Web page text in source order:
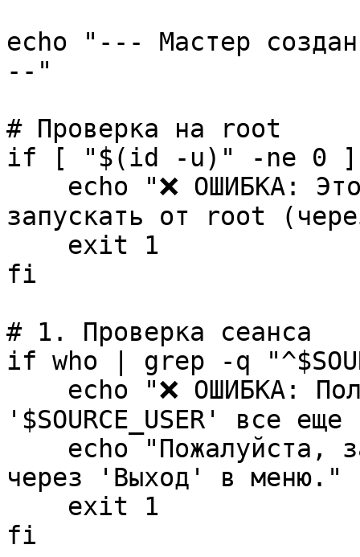
echo "--- Мастер
--"
# Проверка на root
if [ "$(id -u)" -ne 0
echo "❌ ОШИБКА:
запускать от root
exit 1
fi
# 1. Проверка сеанса
if who | grep -q
echo "❌ ОШИБКА:
'$SOURCE_USER' все
echo "Пожалуйста,
через 'Выход' в меню."
exit 1
fi